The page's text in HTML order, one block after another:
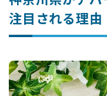
注目される理由